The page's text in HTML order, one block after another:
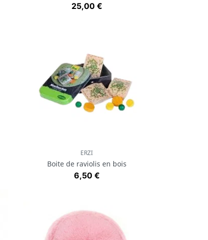
Prix
25,00 €
Aperçu rapide
ERZI
Boite de raviolis en bois
Prix
6,50 €